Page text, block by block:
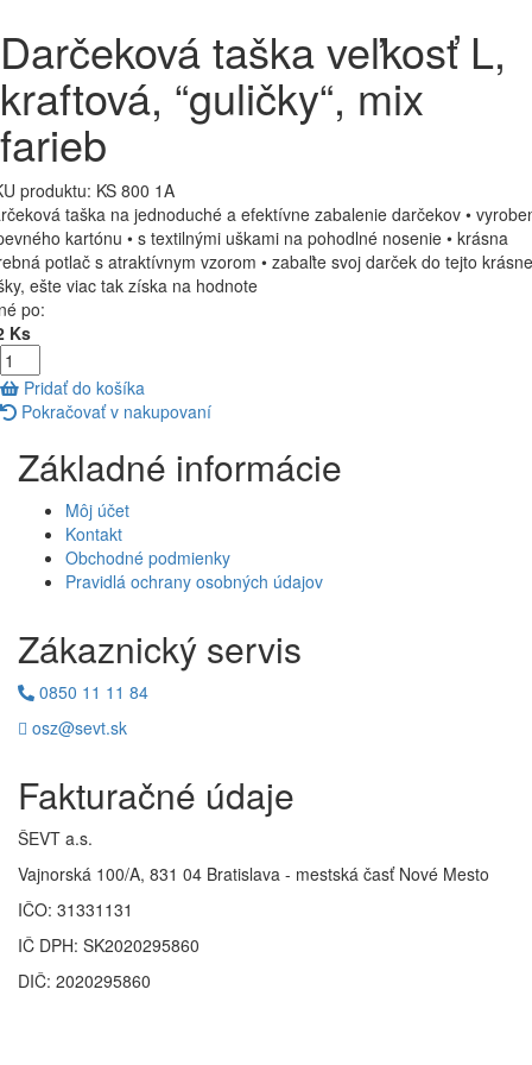
Darčeková taška veľkosť L,
kraftová, “guličky“, mix
farieb
produktu: KS 800 1A
taška na jednoduché a efektívne zabalenie darčekov •
kartónu • s textilnými uškami na pohodlné nosenie • krásna
potlač s atraktívnym vzorom • zabaľte svoj darček do tejto
ešte viac tak získa na hodnote
po:
Ks
Pridať do košíka
Pokračovať v nakupovaní
Základné informácie
Môj účet
Kontakt
Obchodné podmienky
Pravidlá ochrany osobných údajov
Zákaznický servis
0850 11 11 84
osz@sevt.sk
Fakturačné údaje
ŠEVT a.s.
Vajnorská 100/A, 831 04 Bratislava - mestská časť Nové Mesto
IČO: 31331131
IČ DPH: SK2020295860
DIČ: 2020295860